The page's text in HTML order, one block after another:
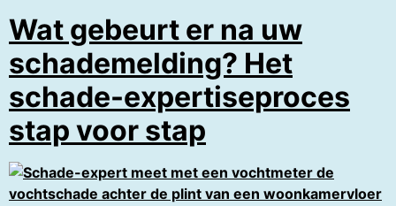
Wat gebeurt er na uw
schademelding? Het
schade-expertiseproces
stap voor stap